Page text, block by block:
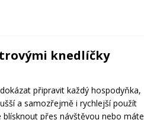
knedlíčky
připravit každý hospodyňka,
a samozřejmě i rychlejší použít
blísknout přes návštěvou nebo máte